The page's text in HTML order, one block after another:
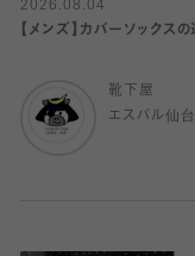
2026.08.04
【メンズ】カバーソックス
靴下屋
エスパル仙台